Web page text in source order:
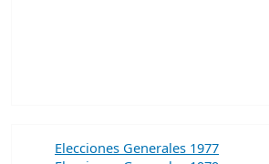
Elecciones Generales 1977